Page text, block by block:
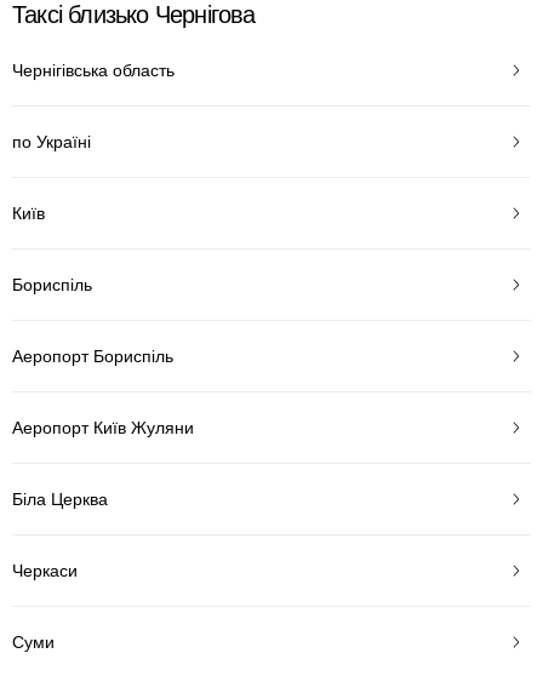
Таксі близько Чернігова
Чернігівська область
по Україні
Київ
Бориспіль
Аеропорт Бориспіль
Аеропорт Київ Жуляни
Біла Церква
Черкаси
Суми